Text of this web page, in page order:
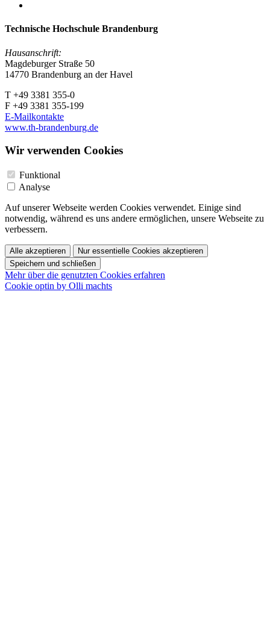
Technische Hochschule Brandenburg
Hausanschrift:
Magdeburger Straße 50
14770 Brandenburg an der Havel
T +49 3381 355-0
F +49 3381 355-199
E-Mailkontakte
www.th-brandenburg.de
Wir verwenden Cookies
Funktional
Analyse
Auf unserer Webseite werden Cookies verwendet. Einige sind
notwendig, während es uns andere ermöglichen, unsere Webseite zu
verbessern.
Alle akzeptieren
Nur essentielle Cookies akzeptieren
Speichern und schließen
Mehr über die genutzten Cookies erfahren
Cookie optin by Olli machts